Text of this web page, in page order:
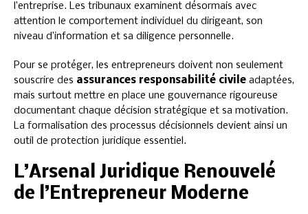
l’entreprise. Les tribunaux examinent désormais avec
attention le comportement individuel du dirigeant, son
niveau d’information et sa diligence personnelle.
Pour se protéger, les entrepreneurs doivent non seulement
souscrire des assurances responsabilité civile adaptées,
mais surtout mettre en place une gouvernance rigoureuse
documentant chaque décision stratégique et sa motivation.
La formalisation des processus décisionnels devient ainsi un
outil de protection juridique essentiel.
L’Arsenal Juridique Renouvelé
de l’Entrepreneur Moderne